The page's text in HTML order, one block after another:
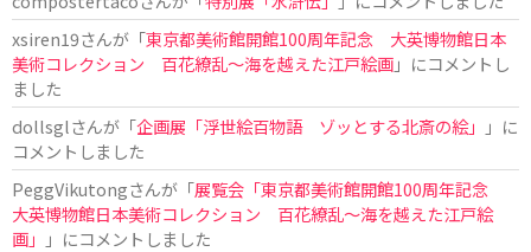
xsiren19さんが「東京都美術館開館100周年記念 大英博物館日本
美術コレクション 百花繚乱～海を越えた江戸絵画」にコメントし
ました
dollsglさんが「企画展「浮世絵百物語 ゾッとする北斎の絵」
」に
コメントしました
PeggVikutongさんが「展覧会「東京都美術館開館100周年記念
大英博物館日本美術コレクション 百花繚乱〜海を越えた江戸絵
画」
」にコメントしました